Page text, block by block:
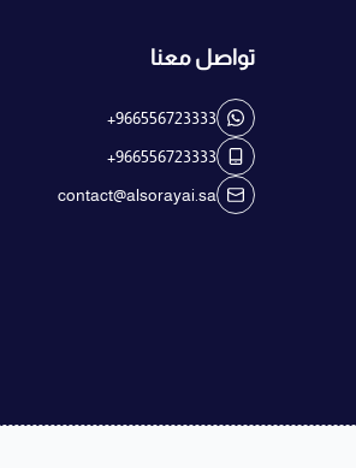
تواصل معنا
+966556723333
+966556723333
contact@alsorayai.sa